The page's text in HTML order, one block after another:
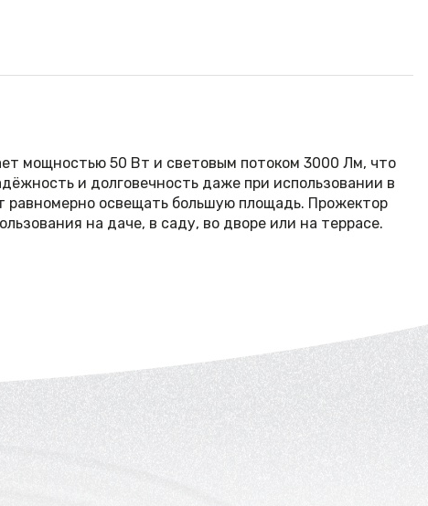
мощностью 50 Вт и световым потоком 3000 Лм, что
и долговечность даже при использовании в
равномерно освещать большую площадь. Прожектор
на даче, в саду, во дворе или на террасе.